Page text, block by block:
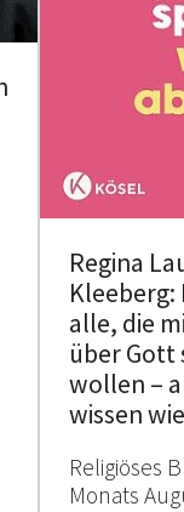
Regina
Kleeberg:
alle, die
über Gott
wollen –
wissen wie
Religiöses
Monats